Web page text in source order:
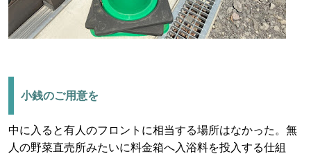
小銭のご用意を
中に入ると有人のフロントに相当する場所はなかった。無
人の野菜直売所みたいに料金箱へ入浴料を投入する仕組